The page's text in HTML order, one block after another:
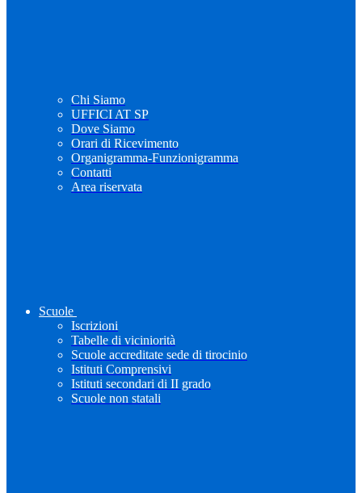
Chi Siamo
UFFICI AT SP
Dove Siamo
Orari di Ricevimento
Organigramma-Funzionigramma
Contatti
Area riservata
Scuole
Iscrizioni
Tabelle di viciniorità
Scuole accreditate sede di tirocinio
Istituti Comprensivi
Istituti secondari di II grado
Scuole non statali